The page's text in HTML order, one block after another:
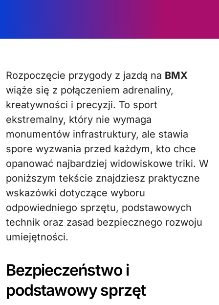
Rozpoczęcie przygody z jazdą na BMX
wiąże się z połączeniem adrenaliny,
kreatywności i precyzji. To sport
ekstremalny, który nie wymaga
monumentów infrastruktury, ale stawia
spore wyzwania przed każdym, kto chce
opanować najbardziej widowiskowe triki. W
poniższym tekście znajdziesz praktyczne
wskazówki dotyczące wyboru
odpowiedniego sprzętu, podstawowych
technik oraz zasad bezpiecznego rozwoju
umiejętności.
Bezpieczeństwo i
podstawowy sprzęt